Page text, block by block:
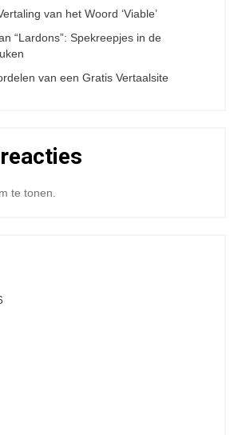
van het Woord ‘Viable’
“Lardons”: Spekreepjes in de
van een Gratis Vertaalsite
te tonen.